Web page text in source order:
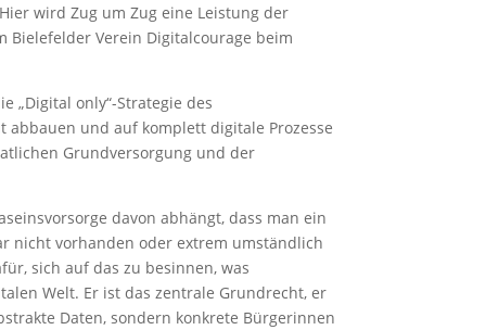
wird Zug um Zug eine Leistung der
Bielefelder Verein Digitalcourage beim
„Digital only“-Strategie des
abbauen und auf komplett digitale Prozesse
Grundversorgung und der
davon abhängt, dass man ein
nicht vorhanden oder extrem umständlich
sich auf das zu besinnen, was
Welt. Er ist das zentrale Grundrecht, er
Daten, sondern konkrete Bürgerinnen